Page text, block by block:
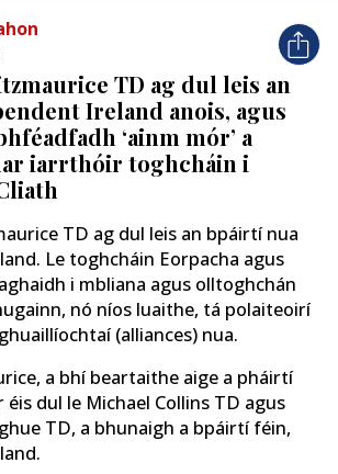
TD ag dul leis an
Ireland anois, agus
‘ainm mór’ a
iarrthóir toghcháin i
TD ag dul leis an bpáirtí nua
Le toghcháin Eorpacha agus
i mbliana agus olltoghchán
nó níos luaithe, tá polaiteoirí
(alliances) nua.
a bhí beartaithe aige a pháirtí
dul le Michael Collins TD agus
TD, a bhunaigh a bpáirtí féin,